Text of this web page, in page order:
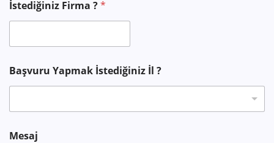
p
a
İstediğiniz Firma ?*
Başvuru Yapmak İstediğiniz İl ?
Mesaj